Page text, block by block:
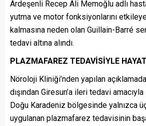
Ardeşenli Recep Ali Memoğlu adlı
yutma ve motor fonksiyonlarını
kalmasına neden olan Guillain-Barré
tedavi altına alındı.
PLAZMAFAREZ TEDAVİSİYLE
Nöroloji Kliniği’nden yapılan
dışından Giresun’a ileri tedavi
Doğu Karadeniz bölgesinde yalnızca
uygulanan plazmafarez tedavisinin